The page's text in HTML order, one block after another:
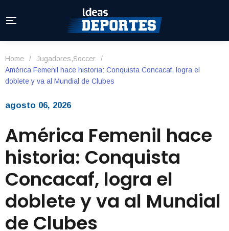
Home / Jugadores,Soccer
/
América Femenil hace historia: Conquista Concacaf, logra el
doblete y va al Mundial de Clubes
agosto 06, 2026
América Femenil hace
historia: Conquista
Concacaf, logra el
doblete y va al Mundial
de Clubes